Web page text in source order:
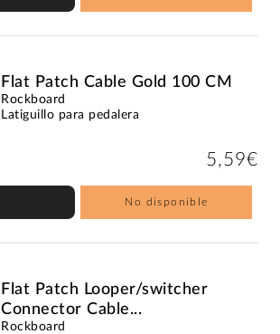
Flat Patch Cable Gold 100 CM
Rockboard
Latiguillo para pedalera
5,59€
No disponible
Flat Patch Looper/switcher
Connector Cable...
Rockboard